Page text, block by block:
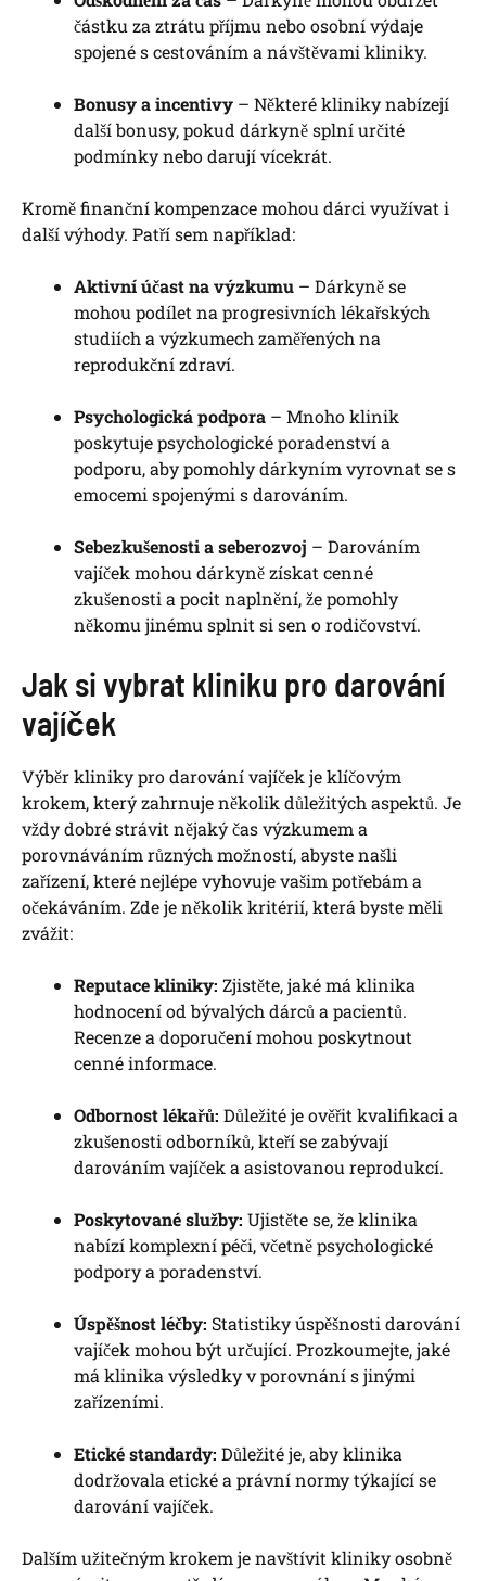
částku ‌za ztrátu​ příjmu‍ nebo osobní výdaje
spojené ‌s cestováním a⁣ návštěvami⁢ kliniky.
Bonusy a incentivy – Některé kliniky nabízejí
další bonusy, pokud ⁢dárkyně splní ⁣určité
podmínky nebo darují vícekrát.
Kromě finanční kompenzace mohou dárci ⁢využívat ​i
další výhody. ‍Patří sem například:
Aktivní účast na výzkumu ‌– Dárkyně se
mohou podílet na ‌progresivních lékařských
studiích‌ a ⁤výzkumech‌ zaměřených na
reprodukční zdraví.
Psychologická podpora – Mnoho klinik
poskytuje psychologické poradenství a⁤
podporu, ‌aby‌ pomohly‌ dárkyním vyrovnat se s
emocemi⁤ spojenými​ s‍ darováním.
Sebezkušenosti a ⁤seberozvoj –⁣ Darováním
vajíček⁤ mohou dárkyně ‌získat cenné
‌zkušenosti a⁢ pocit‍ naplnění, že pomohly
někomu jinému splnit si‍ sen o rodičovství.
Jak si vybrat ‍kliniku‌ pro darování
vajíček
Výběr kliniky pro darování vajíček ⁣je klíčovým
krokem, který‌ zahrnuje několik důležitých aspektů. Je
vždy dobré strávit nějaký⁣ čas výzkumem a
porovnáváním různých možností,⁤ abyste našli
zařízení, které nejlépe vyhovuje vašim potřebám a
⁢očekáváním. Zde ⁢je⁢ několik⁢ kritérií, která byste měli‌
zvážit:
Reputace kliniky: Zjistěte, ​jaké má klinika
hodnocení‍ od bývalých dárců a pacientů.
Recenze ‌a doporučení mohou⁢ poskytnout
cenné informace.
Odbornost lékařů: Důležité je ověřit kvalifikaci a
⁤zkušenosti odborníků, kteří ⁣se ​zabývají
darováním vajíček a asistovanou reprodukcí.
Poskytované služby: Ujistěte se, ​že klinika
nabízí ⁢komplexní péči, včetně psychologické
podpory a poradenství.
Úspěšnost léčby: Statistiky úspěšnosti darování
vajíček‌ mohou‍ být určující. Prozkoumejte, jaké
má klinika​ výsledky v ​porovnání s jinými
zařízeními.
Etické standardy: ​Důležité‍ je, aby klinika
dodržovala etické a právní normy týkající se
darování vajíček.
Dalším užitečným krokem ​je navštívit kliniky osobně